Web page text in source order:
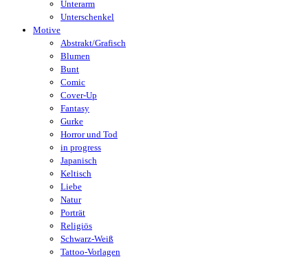
Unterarm
Unterschenkel
Motive
Abstrakt/Grafisch
Blumen
Bunt
Comic
Cover-Up
Fantasy
Gurke
Horror und Tod
in progress
Japanisch
Keltisch
Liebe
Natur
Porträt
Religiös
Schwarz-Weiß
Tattoo-Vorlagen